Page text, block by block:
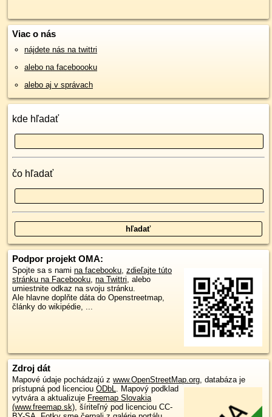
Viac o nás
nájdete nás na twittri
alebo na faceboooku
alebo aj v správach
kde hľadať
čo hľadať
Podpor projekt OMA:
Spojte sa s nami na facebooku, zdieľajte túto
stránku na Facebooku, na Twittri, alebo
umiestnite odkaz na svoju stránku.
Ale hlavne doplňte dáta do Openstreetmap,
články do wikipédie, ...
Zdroj dát
Mapové údaje pochádzajú z www.OpenStreetMap.org, databáza je
prístupná pod licenciou ODbL. Mapový podklad
vytvára a aktualizuje Freemap Slovakia
(www.freemap.sk), šíriteľný pod licenciou CC-